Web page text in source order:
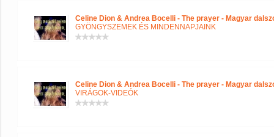
Celine Dion & Andrea Bocelli - The prayer - Magyar
GYÖNGYSZEMEK ÉS MINDENNAPJAINK
Celine Dion & Andrea Bocelli - The prayer - Magyar
VIRÁGOK-VIDEÓK